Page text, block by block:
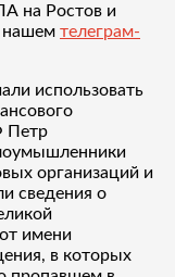
на Ростов и
нашем телеграм-
использовать
Петр
организаций и
сведения о
имени
в которых